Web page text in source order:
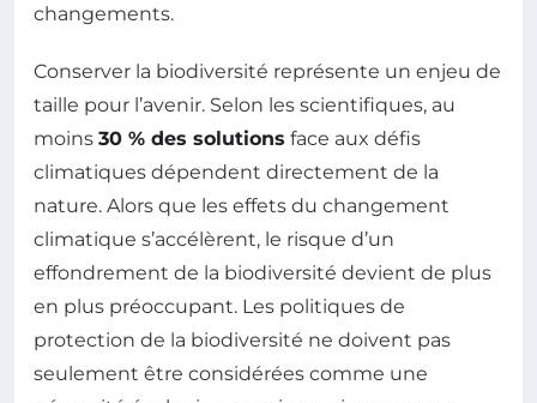
changements.
Conserver la biodiversité représente un enjeu de
taille pour l’avenir. Selon les scientifiques, au
moins 30 % des solutions face aux défis
climatiques dépendent directement de la
nature. Alors que les effets du changement
climatique s’accélèrent, le risque d’un
effondrement de la biodiversité devient de plus
en plus préoccupant. Les politiques de
protection de la biodiversité ne doivent pas
seulement être considérées comme une